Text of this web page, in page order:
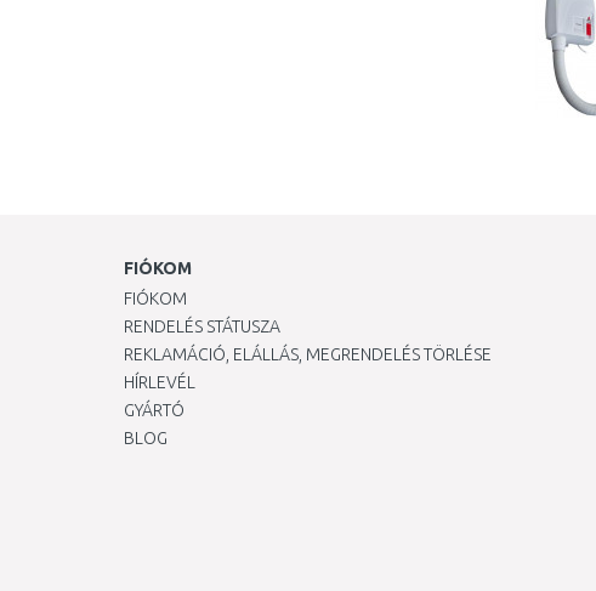
FIÓKOM
FIÓKOM
RENDELÉS STÁTUSZA
REKLAMÁCIÓ, ELÁLLÁS, MEGRENDELÉS TÖRLÉSE
HÍRLEVÉL
GYÁRTÓ
BLOG